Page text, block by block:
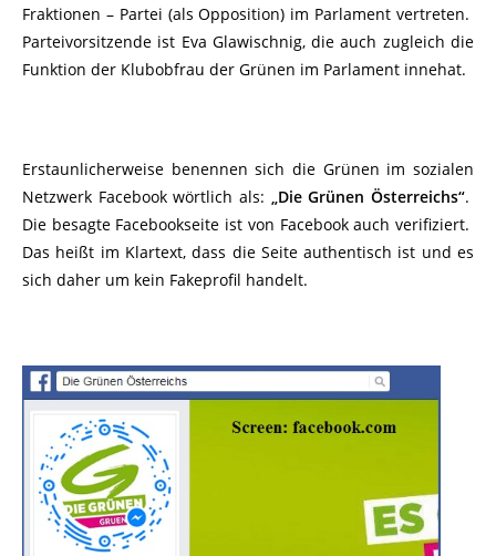
Fraktionen – Partei (als Opposition) im Parlament vertreten.
Parteivorsitzende ist Eva Glawischnig, die auch zugleich die
Funktion der Klubobfrau der Grünen im Parlament innehat.
Erstaunlicherweise benennen sich die Grünen im sozialen
Netzwerk Facebook wörtlich als: „Die Grünen Österreichs“.
Die besagte Facebookseite ist von Facebook auch verifiziert.
Das heißt im Klartext, dass die Seite authentisch ist und es
sich daher um kein Fakeprofil handelt.